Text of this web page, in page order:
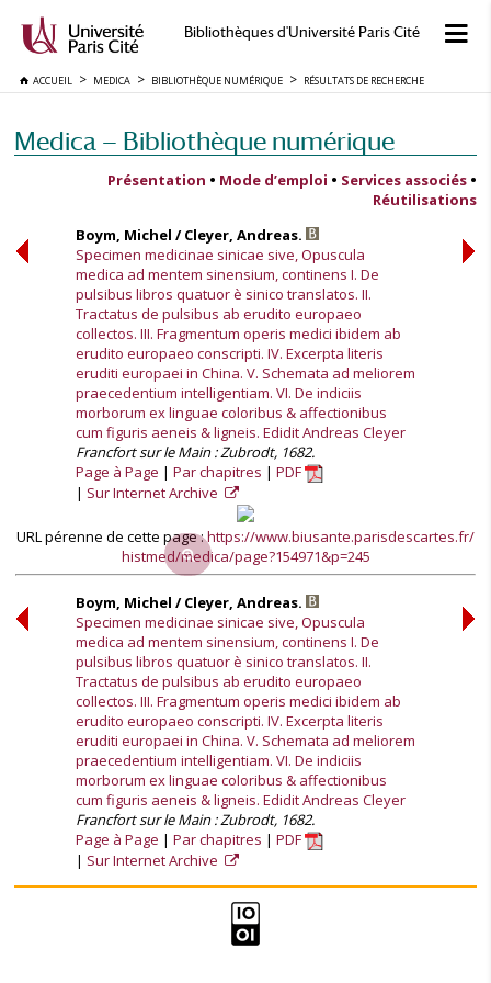
Bibliothèques d'Université Paris Cité
ACCUEIL MEDICA BIBLIOTHÈQUE NUMÉRIQUE RÉSULTATS DE RECHERCHE
Medica — Bibliothèque numérique
Présentation • Mode d’emploi • Services associés •
Réutilisations
Boym, Michel / Cleyer, Andreas.
Specimen medicinae sinicae sive, Opuscula
medica ad mentem sinensium, continens I. De
pulsibus libros quatuor è sinico translatos. II.
Tractatus de pulsibus ab erudito europaeo
collectos. III. Fragmentum operis medici ibidem ab
erudito europaeo conscripti. IV. Excerpta literis
eruditi europaei in China. V. Schemata ad meliorem
praecedentium intelligentiam. VI. De indiciis
morborum ex linguae coloribus & affectionibus
cum figuris aeneis & ligneis. Edidit Andreas Cleyer
Francfort sur le Main : Zubrodt, 1682.
Page à Page
Par chapitres
PDF
Sur Internet Archive
URL pérenne de cette page :https://www.biusante.parisdescartes.fr/
histmed/medica/page?154971&p=245
Boym, Michel / Cleyer, Andreas.
Specimen medicinae sinicae sive, Opuscula
medica ad mentem sinensium, continens I. De
pulsibus libros quatuor è sinico translatos. II.
Tractatus de pulsibus ab erudito europaeo
collectos. III. Fragmentum operis medici ibidem ab
erudito europaeo conscripti. IV. Excerpta literis
eruditi europaei in China. V. Schemata ad meliorem
praecedentium intelligentiam. VI. De indiciis
morborum ex linguae coloribus & affectionibus
cum figuris aeneis & ligneis. Edidit Andreas Cleyer
Francfort sur le Main : Zubrodt, 1682.
Page à Page
Par chapitres
PDF
Sur Internet Archive